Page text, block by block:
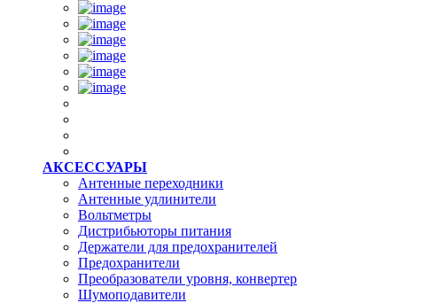
АКСЕССУАРЫ
Антенные переходники
Антенные удлинители
Вольтметры
Дистрибьюторы питания
Держатели для предохранителей
Предохранители
Преобразователи уровня, конвертер
Шумоподавители